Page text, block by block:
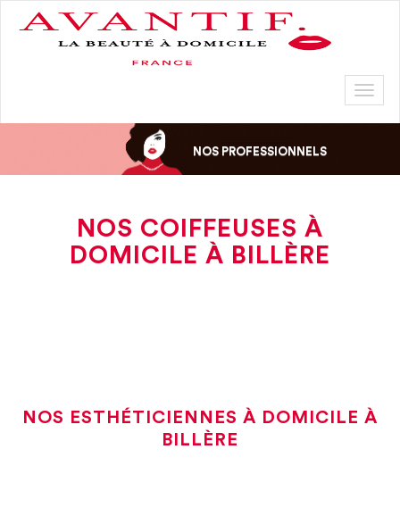
NOS PROFESSIONNELS
NOS COIFFEUSES À
DOMICILE À BILLÈRE
NOS ESTHÉTICIENNES À DOMICILE À
BILLÈRE